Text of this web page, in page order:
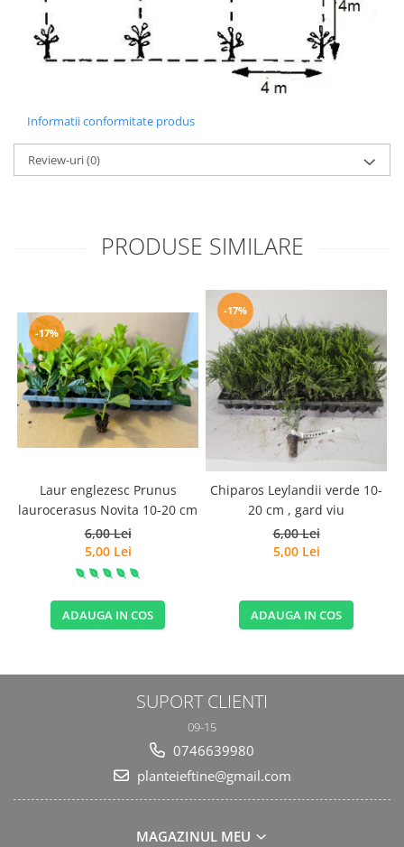
Informatii conformitate produs
Review-uri(0)
PRODUSE SIMILARE
-17%
Laur englezesc Prunus
laurocerasus Novita 10-20 cm
6,00 Lei
5,00 Lei
ADAUGA IN COS
-17%
Chiparos Leylandii verde 10-
20 cm , gard viu
6,00 Lei
5,00 Lei
ADAUGA IN COS
SUPORT CLIENTI
09-15
0746639980
planteieftine@gmail.com
MAGAZINUL MEU